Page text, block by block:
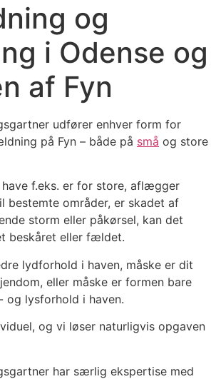
og
i Odense og
af Fyn
udfører enhver form for
på Fyn – både på små og store
f.eks. er for store, aflægger
bestemte områder, er skadet af
storm eller påkørsel, kan det
beskåret eller fældet.
lydforhold i haven, måske er dit
eller måske er formen bare
lysforhold i haven.
og vi løser naturligvis opgaven
har særlig ekspertise med